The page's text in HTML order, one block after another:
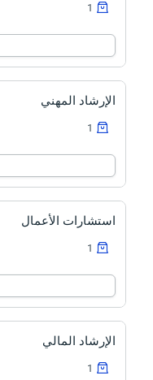
1
الإرشاد المهني
1
استشارات الأعمال
1
الإرشاد المالي
1